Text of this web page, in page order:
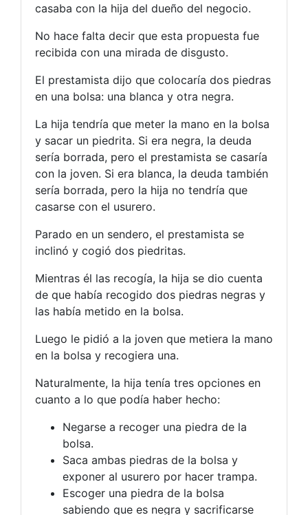
casaba con la hija del dueño del negocio.
No hace falta decir que esta propuesta fue
recibida con una mirada de disgusto.
El prestamista dijo que colocaría dos piedras
en una bolsa: una blanca y otra negra.
La hija tendría que meter la mano en la bolsa
y sacar un piedrita. Si era negra, la deuda
sería borrada, pero el prestamista se casaría
con la joven. Si era blanca, la deuda también
sería borrada, pero la hija no tendría que
casarse con el usurero.
Parado en un sendero, el prestamista se
inclinó y cogió dos piedritas.
Mientras él las recogía, la hija se dio cuenta
de que había recogido dos piedras negras y
las había metido en la bolsa.
Luego le pidió a la joven que metiera la mano
en la bolsa y recogiera una.
Naturalmente, la hija tenía tres opciones en
cuanto a lo que podía haber hecho:
Negarse a recoger una piedra de la
bolsa.
Saca ambas piedras de la bolsa y
exponer al usurero por hacer trampa.
Escoger una piedra de la bolsa
sabiendo que es negra y sacrificarse